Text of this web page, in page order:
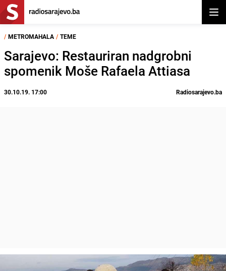
/ METROMAHALA / TEME
Sarajevo: Restauriran nadgrobni
spomenik Moše Rafaela Attiasa
30.10.19. 17:00 Radiosarajevo.ba